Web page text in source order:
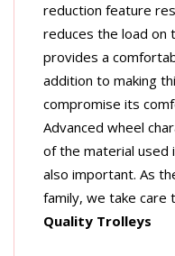
reduction feature
reduces the load on
provides a
addition to making
compromise its
Advanced wheel
of the material used
also important. As
family, we take care
Quality Trolleys